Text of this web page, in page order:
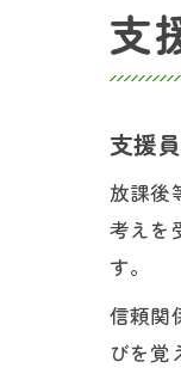
支
支援
放課後
考えを
す。
信頼関
びを覚